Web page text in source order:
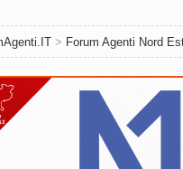
> Forum Agenti Nord